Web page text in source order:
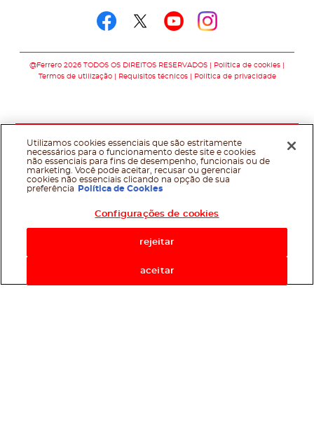
@Ferrero 2026 TODOS OS DIREITOS RESERVADOS
Política de cookies
Termos de utilização
Requisitos técnicos Política de privacidade
Utilizamos cookies essenciais que são estritamente
necessários para o funcionamento deste site e cookies
não essenciais para fins de desempenho, funcionais ou de
marketing. Você pode aceitar, recusar ou gerenciar
cookies não essenciais clicando na opção de sua
preferência
Política de Cookies
Configurações de cookies
rejeitar
aceitar